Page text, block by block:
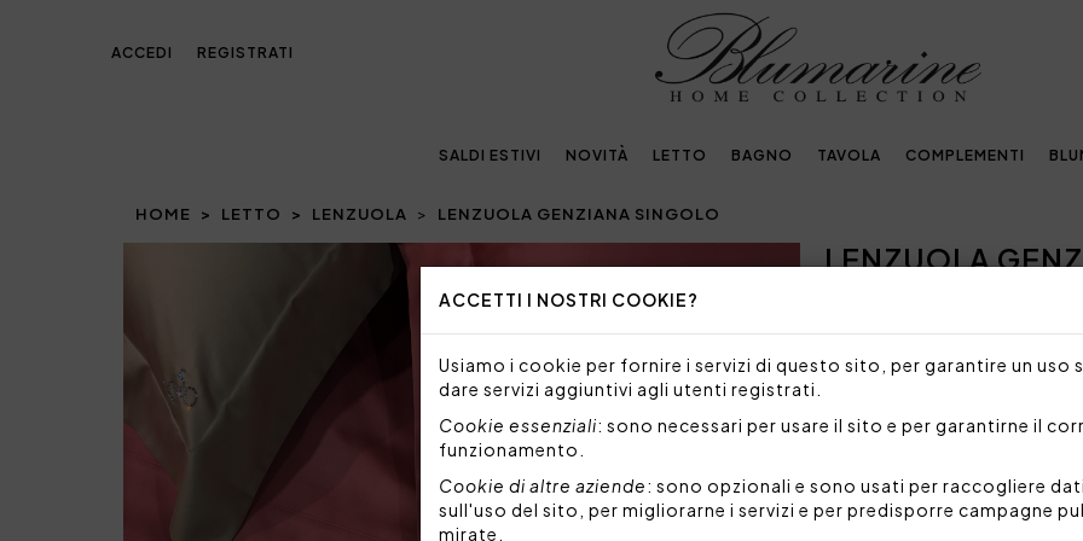
ACCETTI I NOSTRI COOKIE?
Usiamo i cookie per fornire i servizi di questo sito, per garantire un uso
dare servizi aggiuntivi agli utenti registrati.
Cookie essenziali: sono necessari per usare il sito e per garantirne il
funzionamento.
Cookie di altre aziende: sono opzionali e sono usati per raccogliere
sull'uso del sito, per migliorarne i servizi e per predisporre campagne
mirate.
ACCEDI REGISTRATI
SALDI ESTIVI NOVITÀ LETTO BAGNO TAVOLA COMPLEMENTI
HOME LETTO LENZUOLA LENZUOLA GENZIANA SINGOLO
NextLENZUOLA
Completo lenzuola per
unita con logo Blugirl in
Scopri la nuova linea
il nuovo set lenzuola
Set 3 pezzi composto da:
1 lenzuolo sopra